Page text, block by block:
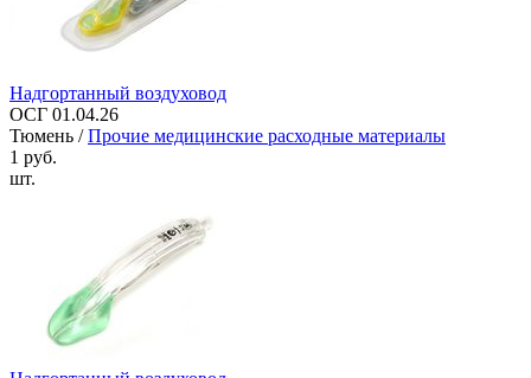
Надгортанный воздуховод
ОСГ 01.04.26
Тюмень /Прочие медицинские расходные материалы
1 руб.
шт.